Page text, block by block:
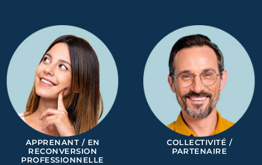
APPRENANT / EN
RECONVERSION
PROFESSIONNELLE
COLLECTIVITÉ /
PARTENAIRE